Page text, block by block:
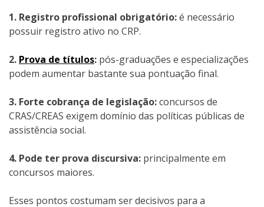
1. Registro profissional obrigatório:é necessário
possuir registro ativo no CRP.
2. Prova de títulos: pós-graduações e especializações
podem aumentar bastante sua pontuação final.
3. Forte cobrança de legislação:concursos de
CRAS/CREAS exigem domínio das políticas públicas de
assistência social.
4. Pode ter prova discursiva: principalmente em
concursos maiores.
Esses pontos costumam ser decisivos para a